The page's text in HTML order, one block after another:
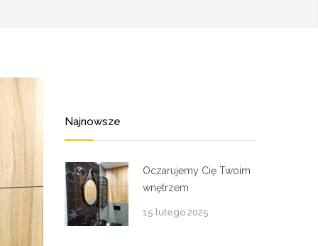
Najnowsze
Oczarujemy Cię Twoim
wnętrzem
15 lutego 2025